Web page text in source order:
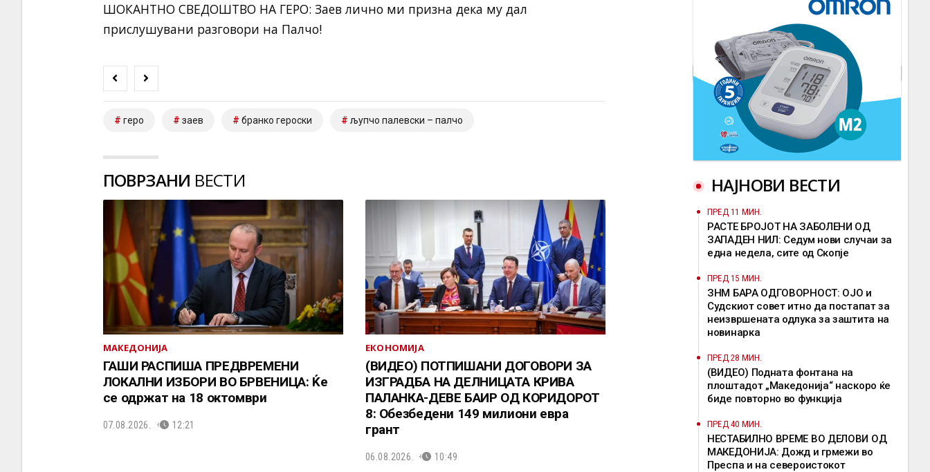
ШОКАНТНО СВЕДОШТВО НА ГЕРО: Заев лично ми призна дека му дал
прислушувани разговори на Палчо!
геро заев бранко героски љупчо палевски – палчо
ПОВРЗАНИ ВЕСТИ
МАКЕДОНИЈА
ГАШИ РАСПИША ПРЕДВРЕМЕНИ
ЛОКАЛНИ ИЗБОРИ ВО БРВЕНИЦА: Ќе
се одржат на 18 октомври
07.08.2026. 12:21
ЕКОНОМИЈА
(ВИДЕО) ПОТПИШАНИ ДОГОВОРИ ЗА
ИЗГРАДБА НА ДЕЛНИЦАТА КРИВА
ПАЛАНКА-ДЕВЕ БАИР ОД КОРИДОРОТ
8: Обезбедени 149 милиони евра
грант
06.08.2026. 10:49
НАЈНОВИ ВЕСТИ
ПРЕД 11 МИН.
РАСТЕ БРОЈОТ НА ЗАБОЛЕНИ ОД
ЗАПАДЕН НИЛ: Седум нови случаи за
една недела, сите од Скопје
ПРЕД 15 МИН.
ЗНМ БАРА ОДГОВОРНОСТ: ОЈО и
Судскиот совет итно да постапат за
неизвршената одлука за заштита на
новинарка
ПРЕД 28 МИН.
(ВИДЕО) Подната фонтана на
плоштадот „Македонија“ наскоро ќе
биде повторно во функција
ПРЕД 40 МИН.
НЕСТАБИЛНО ВРЕМЕ ВО ДЕЛОВИ ОД
МАКЕДОНИЈА: Дожд и грмежи во
Преспа и на североистокот